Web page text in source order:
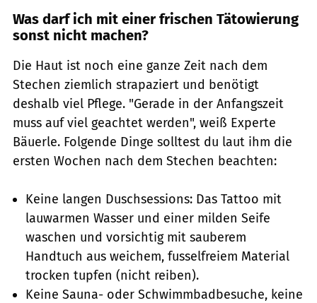
Was darf ich mit einer frischen Tätowierung
sonst nicht machen?
Die Haut ist noch eine ganze Zeit nach dem
Stechen ziemlich strapaziert und benötigt
deshalb viel Pflege. "Gerade in der Anfangszeit
muss auf viel geachtet werden", weiß Experte
Bäuerle. Folgende Dinge solltest du laut ihm die
ersten Wochen nach dem Stechen beachten:
Keine langen Duschsessions: Das Tattoo mit
lauwarmen Wasser und einer milden Seife
waschen und vorsichtig mit sauberem
Handtuch aus weichem, fusselfreiem Material
trocken tupfen (nicht reiben).
Keine Sauna- oder Schwimmbadbesuche, keine